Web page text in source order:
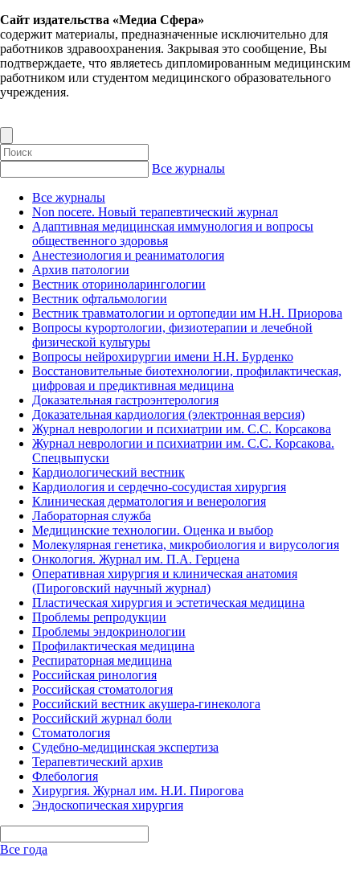
Сайт издательства «Медиа Сфера»
содержит материалы, предназначенные исключительно для
работников здравоохранения. Закрывая это сообщение, Вы
подтверждаете, что являетесь дипломированным медицинским
работником или студентом медицинского образовательного
учреждения.
Все журналы
Все журналы
Non nocere. Новый терапевтический журнал
Адаптивная медицинская иммунология и вопросы
общественного здоровья
Анестезиология и реаниматология
Архив патологии
Вестник оториноларингологии
Вестник офтальмологии
Вестник травматологии и ортопедии им Н.Н. Приорова
Вопросы курортологии, физиотерапии и лечебной
физической культуры
Вопросы нейрохирургии имени Н.Н. Бурденко
Восстановительные биотехнологии, профилактическая,
цифровая и предиктивная медицина
Доказательная гастроэнтерология
Доказательная кардиология (электронная версия)
Журнал неврологии и психиатрии им. С.С. Корсакова
Журнал неврологии и психиатрии им. С.С. Корсакова.
Спецвыпуски
Кардиологический вестник
Кардиология и сердечно-сосудистая хирургия
Клиническая дерматология и венерология
Лабораторная служба
Медицинские технологии. Оценка и выбор
Молекулярная генетика, микробиология и вирусология
Онкология. Журнал им. П.А. Герцена
Оперативная хирургия и клиническая анатомия
(Пироговский научный журнал)
Пластическая хирургия и эстетическая медицина
Проблемы репродукции
Проблемы эндокринологии
Профилактическая медицина
Респираторная медицина
Российская ринология
Российская стоматология
Российский вестник акушера-гинеколога
Российский журнал боли
Стоматология
Судебно-медицинская экспертиза
Терапевтический архив
Флебология
Хирургия. Журнал им. Н.И. Пирогова
Эндоскопическая хирургия
Все года